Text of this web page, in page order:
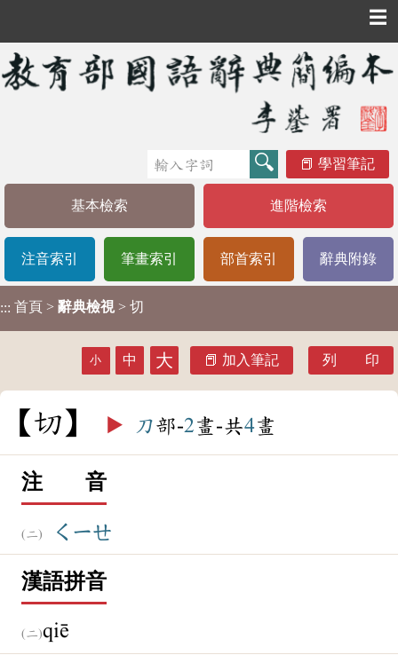
☰
學習筆記
基本檢索 進階檢索
注音索引 筆畫索引 部首索引 辭典附錄
::: 首頁 > 辭典檢視 > 切
小 中 大 加入筆記 列 印
切 ▶️ 刀部-2畫-共4畫
注 音
ㄑㄧㄝ
漢語拼音
qiē